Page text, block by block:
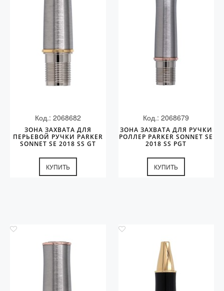
Код.: 2068682
ЗОНА ЗАХВАТА ДЛЯ
ПЕРЬЕВОЙ РУЧКИ PARKER
SONNET SE 2018 SS GT
КУПИТЬ
Код.: 2068679
ЗОНА ЗАХВАТА ДЛЯ РУЧКИ
РОЛЛЕР PARKER SONNET SE
2018 SS PGT
КУПИТЬ